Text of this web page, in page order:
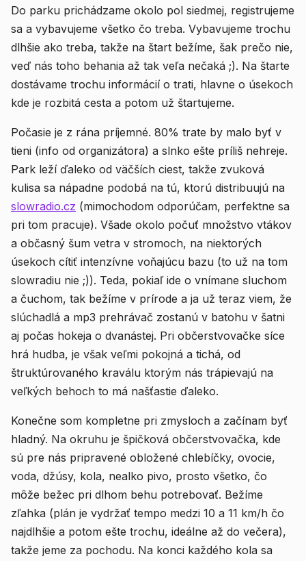
Do parku prichádzame okolo pol siedmej, registrujeme
sa a vybavujeme všetko čo treba. Vybavujeme trochu
dlhšie ako treba, takže na štart bežíme, šak prečo nie,
veď nás toho behania až tak veľa nečaká ;). Na štarte
dostávame trochu informácií o trati, hlavne o úsekoch
kde je rozbitá cesta a potom už štartujeme.
Počasie je z rána príjemné. 80% trate by malo byť v
tieni (info od organizátora) a slnko ešte príliš nehreje.
Park leží ďaleko od väčších ciest, takže zvuková
kulisa sa nápadne podobá na tú, ktorú distribuujú na
slowradio.cz (mimochodom odporúčam, perfektne sa
pri tom pracuje). Všade okolo počuť množstvo vtákov
a občasný šum vetra v stromoch, na niektorých
úsekoch cítiť intenzívne voňajúcu bazu (to už na tom
slowradiu nie ;)). Teda, pokiaľ ide o vnímane sluchom
a čuchom, tak bežíme v prírode a ja už teraz viem, že
slúchadlá a mp3 prehrávač zostanú v batohu v šatni
aj počas hokeja o dvanástej. Pri občerstvovačke síce
hrá hudba, je však veľmi pokojná a tichá, od
štruktúrovaného kraválu ktorým nás trápievajú na
veľkých behoch to má našťastie ďaleko.
Konečne som kompletne pri zmysloch a začínam byť
hladný. Na okruhu je špičková občerstvovačka, kde
sú pre nás pripravené obložené chlebíčky, ovocie,
voda, džúsy, kola, nealko pivo, prosto všetko, čo
môže bežec pri dlhom behu potrebovať. Bežíme
zľahka (plán je vydržať tempo medzi 10 a 11 km/h čo
najdlhšie a potom ešte trochu, ideálne až do večera),
takže jeme za pochodu. Na konci každého kola sa